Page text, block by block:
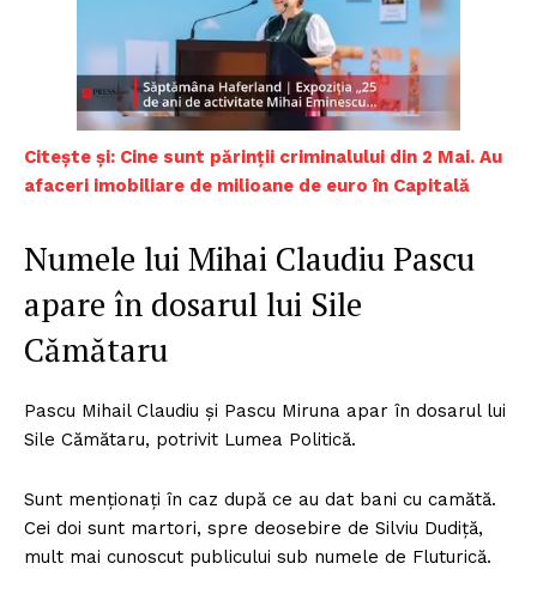
Citește și: Cine sunt părinții criminalului din 2 Mai. Au
afaceri imobiliare de milioane de euro în Capitală
Numele lui Mihai Claudiu Pascu
apare în dosarul lui Sile
Cămătaru
Pascu Mihail Claudiu și Pascu Miruna apar în dosarul lui
Sile Cămătaru, potrivit Lumea Politică.
Sunt menționați în caz după ce au dat bani cu camătă.
Cei doi sunt martori, spre deosebire de Silviu Dudiță,
mult mai cunoscut publicului sub numele de Fluturică.